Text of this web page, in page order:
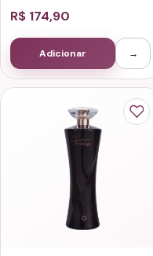
R$ 174,90
Adicionar →